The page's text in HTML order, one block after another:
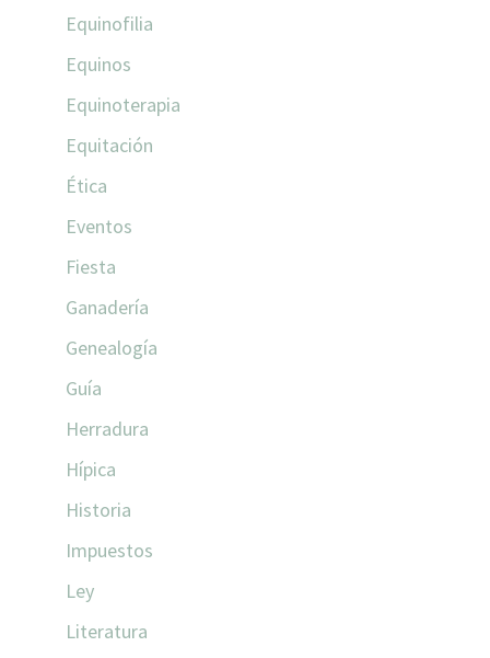
Equinofilia
Equinos
Equinoterapia
Equitación
Ética
Eventos
Fiesta
Ganadería
Genealogía
Guía
Herradura
Hípica
Historia
Impuestos
Ley
Literatura